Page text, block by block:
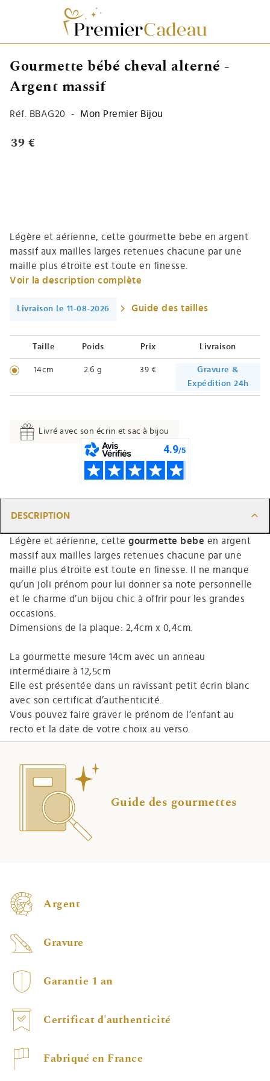
Gourmette bébé cheval alterné -
Argent massif
Réf. BBAG20 - Mon Premier Bijou
39 €
Légère et aérienne, cette gourmette bebe en argent
massif aux mailles larges retenues chacune par une
maille plus étroite est toute en finesse.
Voir la description complète
Livraison le 11-08-2026 Guide des tailles
Taille Poids Prix Livraison
14cm 2.6 g 39 €
Gravure &
Expédition 24h
Livré avec son écrin et sac à bijou
DESCRIPTION
Légère et aérienne, cette gourmette bebe en argent
massif aux mailles larges retenues chacune par une
maille plus étroite est toute en finesse. Il ne manque
qu’un joli prénom pour lui donner sa note personnelle
et le charme d’un bijou chic à offrir pour les grandes
occasions.
Dimensions de la plaque: 2,4cm x 0,4cm.
La gourmette mesure 14cm avec un anneau
intermédiaire à 12,5cm
Elle est présentée dans un ravissant petit écrin blanc
avec son certificat d’authenticité.
Vous pouvez faire graver le prénom de l’enfant au
recto et la date de votre choix au verso.
Guide des gourmettes
Argent
Gravure
Garantie 1 an
Certificat d'authenticité
Fabriqué en France